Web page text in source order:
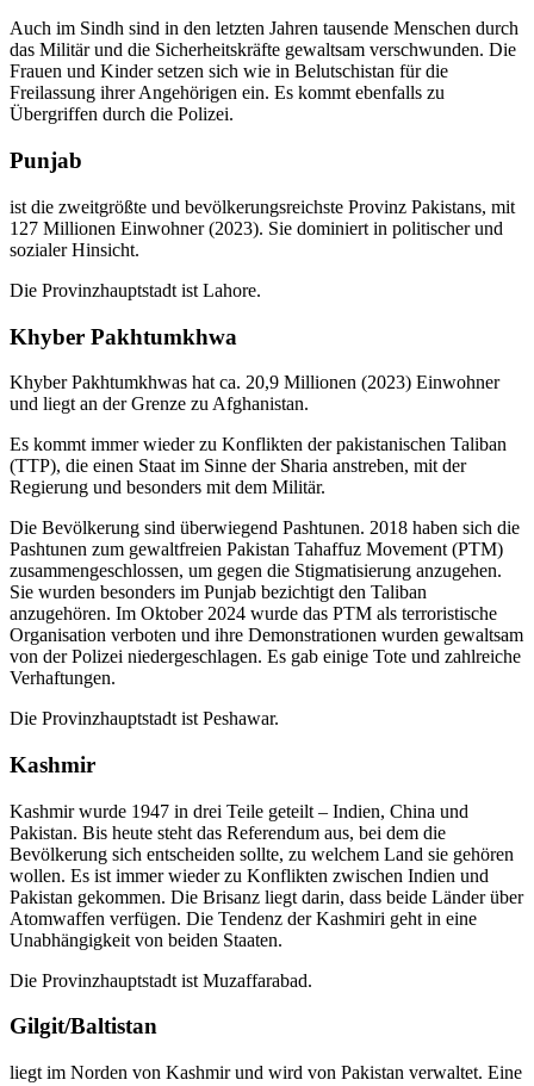
Auch im Sindh sind in den letzten Jahren tausende Menschen durch
das Militär und die Sicherheitskräfte gewaltsam verschwunden. Die
Frauen und Kinder setzen sich wie in Belutschistan für die
Freilassung ihrer Angehörigen ein. Es kommt ebenfalls zu
Übergriffen durch die Polizei.
Punjab
ist die zweitgrößte und bevölkerungsreichste Provinz Pakistans, mit
127 Millionen Einwohner (2023). Sie dominiert in politischer und
sozialer Hinsicht.
Die Provinzhauptstadt ist Lahore.
Khyber Pakhtumkhwa
Khyber Pakhtumkhwas hat ca. 20,9 Millionen (2023) Einwohner
und liegt an der Grenze zu Afghanistan.
Es kommt immer wieder zu Konflikten der pakistanischen Taliban
(TTP), die einen Staat im Sinne der Sharia anstreben, mit der
Regierung und besonders mit dem Militär.
Die Bevölkerung sind überwiegend Pashtunen. 2018 haben sich die
Pashtunen zum gewaltfreien Pakistan Tahaffuz Movement (PTM)
zusammengeschlossen, um gegen die Stigmatisierung anzugehen.
Sie wurden besonders im Punjab bezichtigt den Taliban
anzugehören. Im Oktober 2024 wurde das PTM als terroristische
Organisation verboten und ihre Demonstrationen wurden gewaltsam
von der Polizei niedergeschlagen. Es gab einige Tote und zahlreiche
Verhaftungen.
Die Provinzhauptstadt ist Peshawar.
Kashmir
Kashmir wurde 1947 in drei Teile geteilt – Indien, China und
Pakistan. Bis heute steht das Referendum aus, bei dem die
Bevölkerung sich entscheiden sollte, zu welchem Land sie gehören
wollen. Es ist immer wieder zu Konflikten zwischen Indien und
Pakistan gekommen. Die Brisanz liegt darin, dass beide Länder über
Atomwaffen verfügen. Die Tendenz der Kashmiri geht in eine
Unabhängigkeit von beiden Staaten.
Die Provinzhauptstadt ist Muzaffarabad.
Gilgit/Baltistan
liegt im Norden von Kashmir und wird von Pakistan verwaltet. Eine